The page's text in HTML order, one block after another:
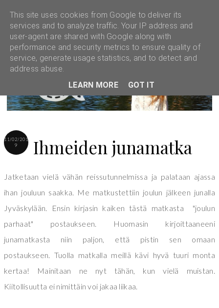
11/02/201
9
Ihmeiden junamatka
Jatketaan vielä vähän reissutunnelmissa ja palataan ajassa
ihan jouluun saakka. Me matkustettiin joulun jälkeen junalla
Jyväskylään. Ensin kirjasin kaiken tästä matkasta "joulun
parhaat" postaukseen. Huomasin kirjoittaaneeni
junamatkasta niin paljon, että pistin sen omaan
postaukseen. Tuolla matkalla meillä kävi hyvä tuuri monta
kertaa! Mainitaan ne nyt tähän, kun vielä muistan.
Kiitollisuutta ei nimittäin voi jakaa liikaa.
This site uses cookies from Google to deliver its
services and to analyze traffic. Your IP address and
user-agent are shared with Google along with
performance and security metrics to ensure quality of
service, generate usage statistics, and to detect and
address abuse.
LEARN MORE
GOT IT